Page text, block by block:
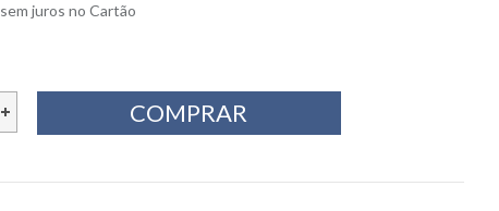
sem juros no Cartão